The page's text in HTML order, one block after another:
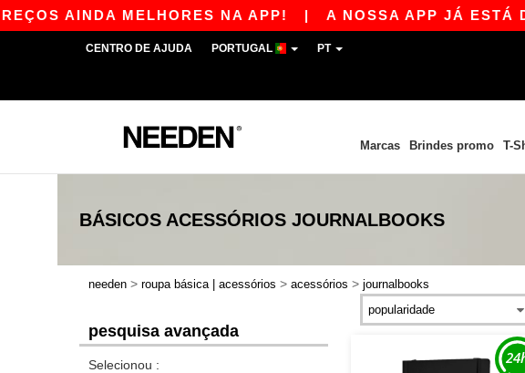
AINDA MELHORES NA APP!| A NOSSA APP JÁ ESTÁ
CENTRO DE AJUDA PORTUGAL PT
Marcas Brindes promo T-
BÁSICOS ACESSÓRIOS JOURNALBOOKS
needen > roupa básica | acessórios > acessórios > journalbooks
pesquisa avançada
Selecionou :